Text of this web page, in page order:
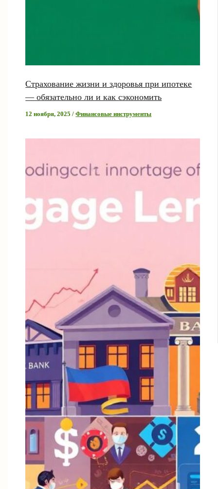
Страхование жизни и здоровья при ипотеке
— обязательно ли и как сэкономить
12 ноября, 2025/Финансовые инструменты